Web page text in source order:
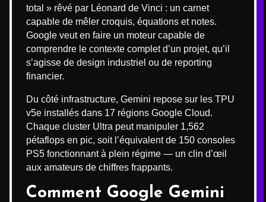
total » rêvé par Léonard de Vinci : un carnet
capable de mêler croquis, équations et notes.
Google veut en faire un moteur capable de
comprendre le contexte complet d’un projet, qu’il
s’agisse de design industriel ou de reporting
financier.
Du côté infrastructure, Gemini repose sur les TPU
v5e installés dans 17 régions Google Cloud.
Chaque cluster Ultra peut manipuler 1,562
pétaflops en pic, soit l’équivalent de 150 consoles
PS5 fonctionnant à plein régime — un clin d’œil
aux amateurs de chiffres frappants.
Comment Google Gemini